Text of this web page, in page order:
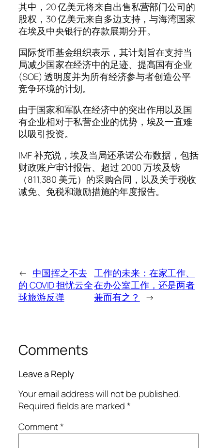
其中，20 亿美元将来自出售私营部门公司的
股权，30 亿美元来自多边支持，与海湾国家
在埃及中央银行的存款展期分开。
国际货币基金组织表示，其计划旨在支持当
局减少国家在经济中的足迹、提高国有企业
(SOE) 透明度并为所有经济参与者创造公平
竞争环境的计划。
由于国家和军队在经济中的突出作用以及国
有企业相对于私营企业的优势，埃及一直难
以吸引投资。
IMF 补充说，埃及当局还承诺公布数据，包括
财政账户审计报告、超过 2000 万埃及镑
（811,380 美元）的采购合同，以及关于税收
减免、免税和激励措施的年度报告。
← 中国挥之不去
的 COVID 担忧云全
球旅游反弹
工作的未来：在家工作、
在办公室工作，还是两者
兼而有之？
→
Comments
Leave a Reply
Your email address will not be published.
Required fields are marked*
Comment*